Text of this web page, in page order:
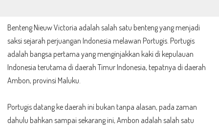
Benteng Nieuw Victoria adalah salah satu benteng yang menjadi
saksi sejarah perjuangan Indonesia melawan Portugis. Portugis
adalah bangsa pertama yang menginjakkan kaki di kepulauan
Indonesia terutama di daerah Timur Indonesia, tepatnya di daerah
Ambon, provinsi Maluku.
Portugis datang ke daerah ini bukan tanpa alasan, pada zaman
dahulu bahkan sampai sekarang ini, Ambon adalah salah satu